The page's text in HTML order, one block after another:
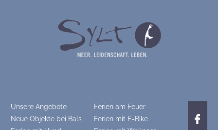
Unsere Angebote
Ferien am Feuer
Neue Objekte bei Bals
Ferien mit E-Bike